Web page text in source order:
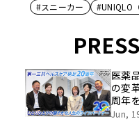
#スニーカー
#UNIQLO
医薬
の変
周年
挑戦
Jun,